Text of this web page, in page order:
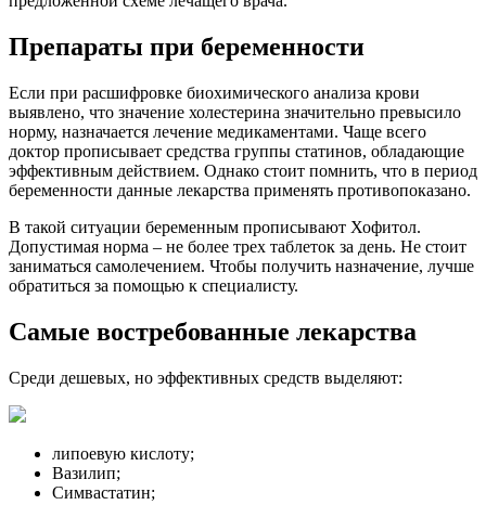
Препараты при беременности
Если при расшифровке биохимического анализа крови
выявлено, что значение холестерина значительно превысило
норму, назначается лечение медикаментами. Чаще всего
доктор прописывает средства группы статинов, обладающие
эффективным действием. Однако стоит помнить, что в период
беременности данные лекарства применять противопоказано.
В такой ситуации беременным прописывают Хофитол.
Допустимая норма – не более трех таблеток за день. Не стоит
заниматься самолечением. Чтобы получить назначение, лучше
обратиться за помощью к специалисту.
Самые востребованные лекарства
Среди дешевых, но эффективных средств выделяют:
липоевую кислоту;
Вазилип;
Симвастатин;